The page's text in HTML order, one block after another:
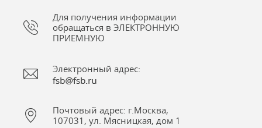
Для получения информации
обращаться в ЭЛЕКТРОННУЮ
ПРИЕМНУЮ
Электронный адрес:
Почтовый адрес: г.Москва,
107031, ул. Мясницкая, дом 1